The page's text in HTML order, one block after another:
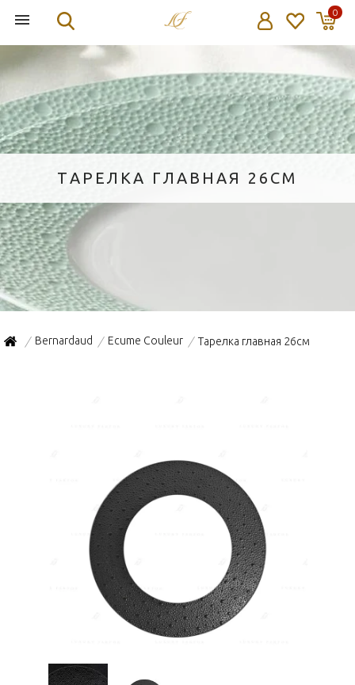
0
ТАРЕЛКА ГЛАВНАЯ 26СМ
/ Bernardaud / Ecume Couleur / Тарелка главная 26см